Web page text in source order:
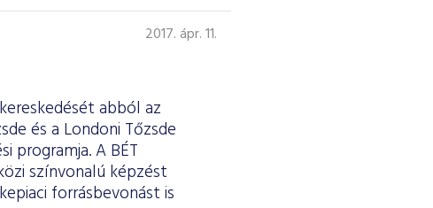
2017. ápr. 11.
abból az
és a Londoni Tőzsde
programja. A BÉT
színvonalú képzést
forrásbevonást is